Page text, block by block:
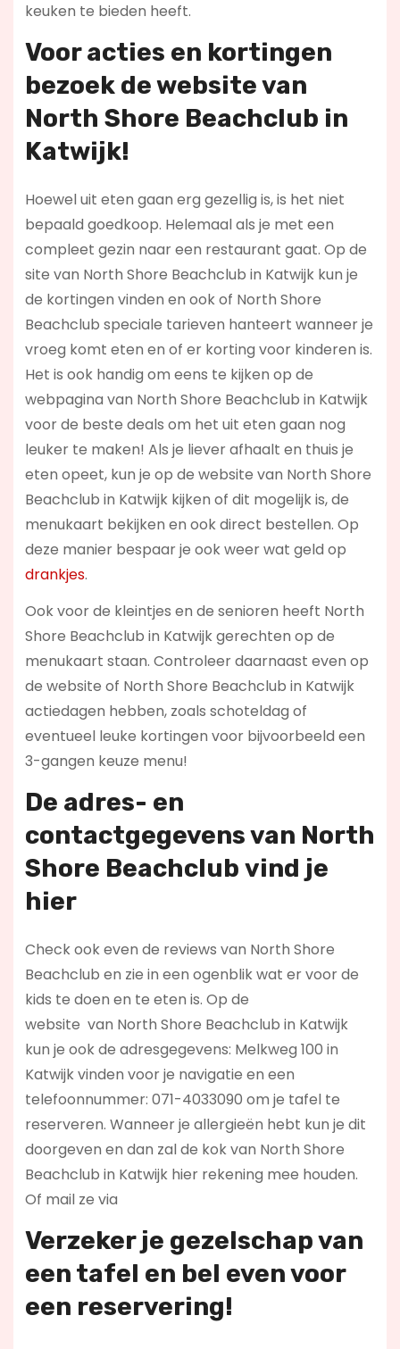
keuken te bieden heeft.
Voor acties en kortingen
bezoek de website van
North Shore Beachclub in
Katwijk!
Hoewel uit eten gaan erg gezellig is, is het niet
bepaald goedkoop. Helemaal als je met een
compleet gezin naar een restaurant gaat. Op de
site van North Shore Beachclub in Katwijk kun je
de kortingen vinden en ook of North Shore
Beachclub speciale tarieven hanteert wanneer je
vroeg komt eten en of er korting voor kinderen is.
Het is ook handig om eens te kijken op de
webpagina van North Shore Beachclub in Katwijk
voor de beste deals om het uit eten gaan nog
leuker te maken! Als je liever afhaalt en thuis je
eten opeet, kun je op de website van North Shore
Beachclub in Katwijk kijken of dit mogelijk is, de
menukaart bekijken en ook direct bestellen. Op
deze manier bespaar je ook weer wat geld op
drankjes.
Ook voor de kleintjes en de senioren heeft North
Shore Beachclub in Katwijk gerechten op de
menukaart staan. Controleer daarnaast even op
de website of North Shore Beachclub in Katwijk
actiedagen hebben, zoals schoteldag of
eventueel leuke kortingen voor bijvoorbeeld een
3-gangen keuze menu!
De adres- en
contactgegevens van North
Shore Beachclub vind je
hier
Check ook even de reviews van North Shore
Beachclub en zie in een ogenblik wat er voor de
kids te doen en te eten is. Op de
website van North Shore Beachclub in Katwijk
kun je ook de adresgegevens: Melkweg 100 in
Katwijk vinden voor je navigatie en een
telefoonnummer: 071-4033090 om je tafel te
reserveren. Wanneer je allergieën hebt kun je dit
doorgeven en dan zal de kok van North Shore
Beachclub in Katwijk hier rekening mee houden.
Of mail ze via
Verzeker je gezelschap van
een tafel en bel even voor
een reservering!